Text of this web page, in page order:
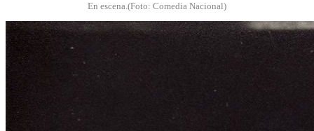
En escena.(Foto: Comedia Nacional)